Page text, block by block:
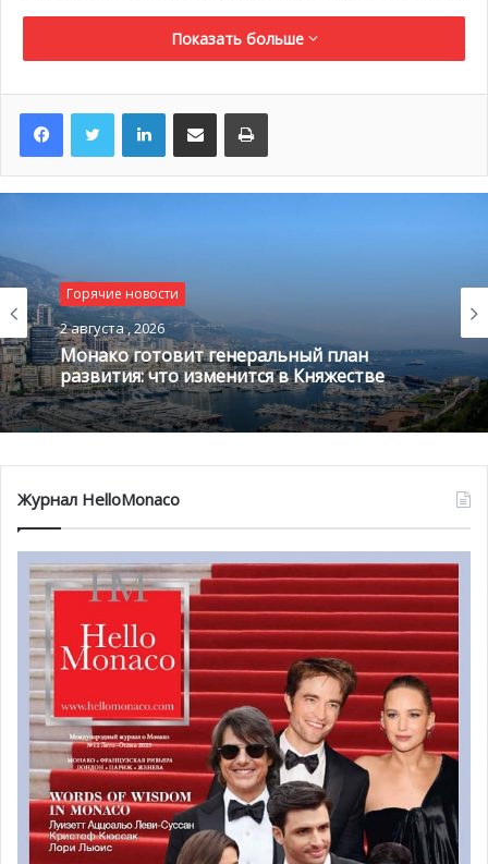
квартала, пока на место событий не приехала полиция и
В Монако будет построена Villa Carmelha без
В Монако в последнее время многочисленные
заслоняют горизонт. Вопрос большого количества
строительных проектов в княжестве поднимался
неоднократно, так как с ним связаны различные
неудобства как для жителей Монако, так и для его
гостей. Вот и еще один строительный проект, Villa
Carmelha, «замаячил на горизонте». Однако компания-
застройщик из Квебека не будет использовать
строительные краны, леса и подъемники.
Показать больше
LinkedInПоделиться по электронной почте Распечатать
Горячие новости
2 августа , 2026
Монако готовит генеральный план
развития: что изменится в Княжестве
Горячие новости
1 августа , 2026
Благотворительный забег в Монако
Журнал HelloMonaco